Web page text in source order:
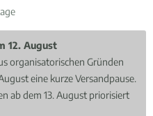
12. August
organisatorischen Gründen
eine kurze Versandpause.
ab dem 13. August priorisiert